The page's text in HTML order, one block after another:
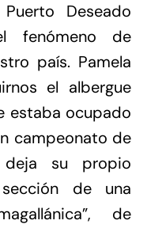
Deseado
fenómeno de
país. Pamela
el albergue
estaba ocupado
campeonato de
deja su propio
de una
de